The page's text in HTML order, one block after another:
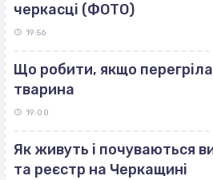
черкасці (ФОТО)
19:56
Що робити, якщо
тварина
19:00
Як живуть і почуваються
та реєстр на Черкащині